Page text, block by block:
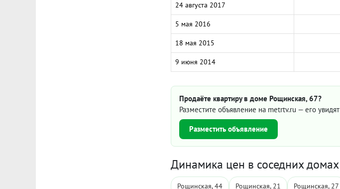
24 августа 2017
5 мая 2016
18 мая 2015
9 июня 2014
Продаёте квартиру в доме Рощинская, 67?
Разместите объявление на metrtv.ru — его
Разместить объявление
Динамика цен в соседних домах
Рощинская, 44 Рощинская, 21 Рощинская, 27